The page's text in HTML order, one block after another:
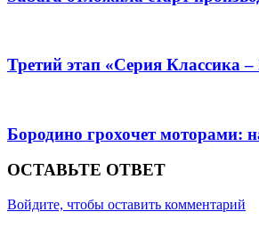
Третий этап «Серия Классика
Бородино грохочет моторами:
ОСТАВЬТЕ ОТВЕТ
Войдите, чтобы оставить комментарий